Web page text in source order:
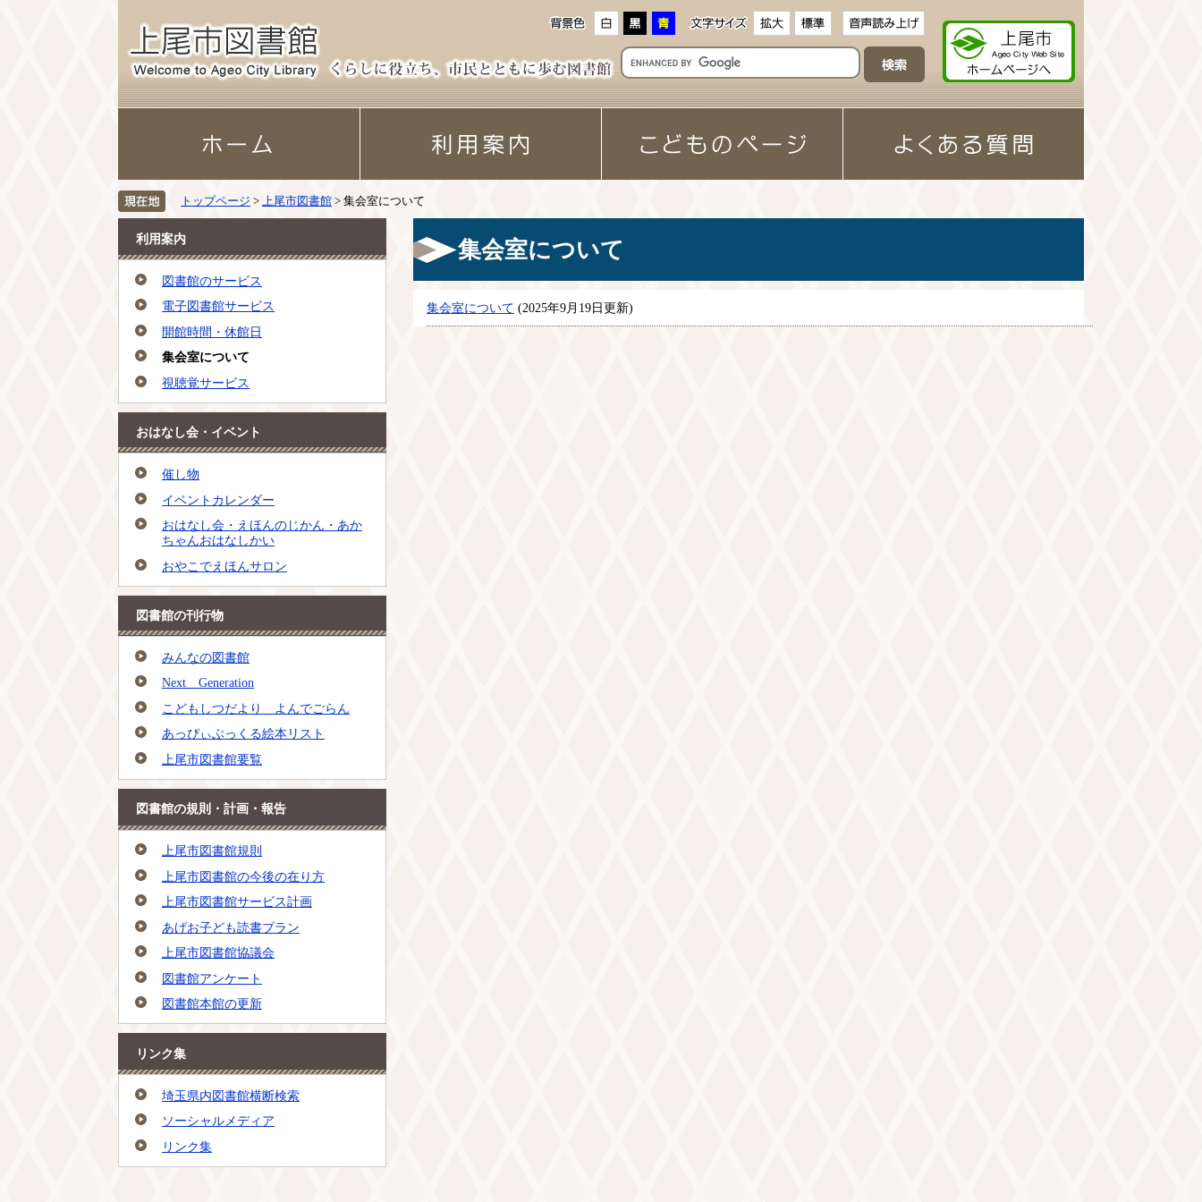
トップページ > 上尾市図書館 > 集会室について
利用案内
図書館のサービス
電子図書館サービス
開館時間・休館日
集会室について
視聴覚サービス
おはなし会・イベント
催し物
イベントカレンダー
おはなし会・えほんのじかん・あか
ちゃんおはなしかい
おやこでえほんサロン
図書館の刊行物
みんなの図書館
Next Generation
こどもしつだより よんでごらん
あっぴぃぶっくる絵本リスト
上尾市図書館要覧
図書館の規則・計画・報告
上尾市図書館規則
上尾市図書館の今後の在り方
上尾市図書館サービス計画
あげお子ども読書プラン
上尾市図書館協議会
図書館アンケート
図書館本館の更新
リンク集
埼玉県内図書館横断検索
ソーシャルメディア
リンク集
集会室について
集会室について (2025年9月19日更新)